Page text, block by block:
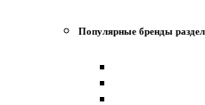
Популярные бренды